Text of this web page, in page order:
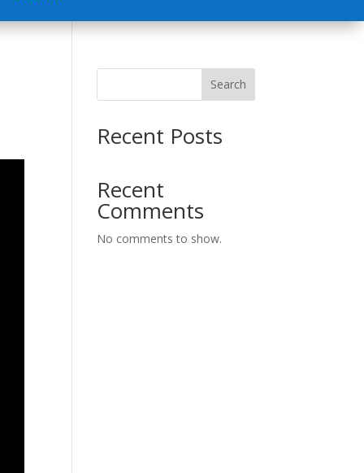
Search
Recent Posts
Recent
Comments
No comments to show.